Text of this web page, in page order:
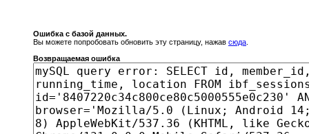
Ошибка с базой данных.
Вы можете попробовать обновить эту страницу, нажав сюда
Возвращаемая ошибка